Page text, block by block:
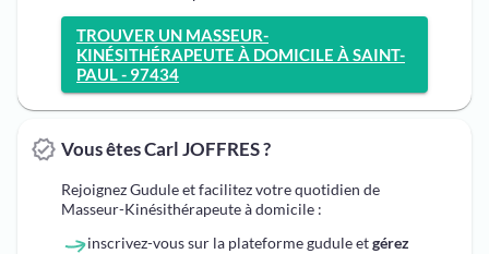
TROUVER UN MASSEUR-
KINÉSITHÉRAPEUTE À DOMICILE À SAINT-
PAUL - 97434
Vous êtes Carl JOFFRES ?
Rejoignez Gudule et facilitez votre quotidien de
Masseur-Kinésithérapeute à domicile :
inscrivez-vous sur la plateforme gudule etgérez